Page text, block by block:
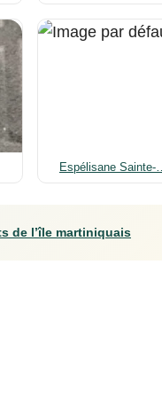
Espélisane Sainte-…
de l’île martiniquais